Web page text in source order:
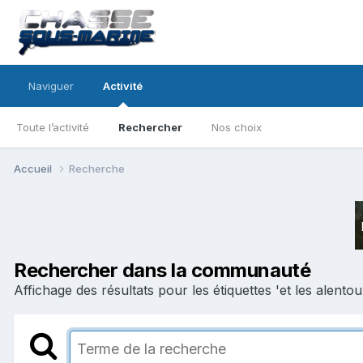
Naviguer Activité
Toute l’activité Rechercher Nos choix
Accueil Recherche
Rechercher dans la communauté
Affichage des résultats pour les étiquettes 'et les